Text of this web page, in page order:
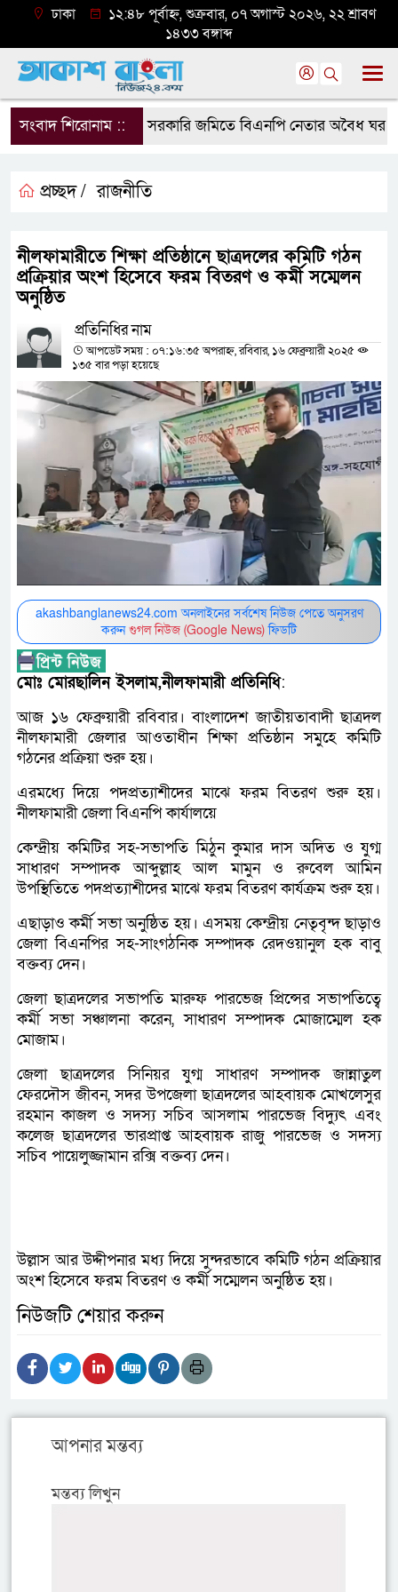
ঢাকা
১২:৪৮ পূর্বাহ্ন, শুক্রবার, ০৭ অগাস্ট ২০২৬, ২২ শ্রাবণ
১৪৩৩ বঙ্গাব্দ
সংবাদ শিরোনাম ::সরকারি জমিতে বিএনপি নেতার অবৈধ ঘর
প্রচ্ছদ / রাজনীতি
নীলফামারীতে শিক্ষা প্রতিষ্ঠানে ছাত্রদলের কমিটি গঠন
প্রক্রিয়ার অংশ হিসেবে ফরম বিতরণ ও কর্মী সম্মেলন
অনুষ্ঠিত
প্রতিনিধির নাম
আপডেট সময় : ০৭:১৬:৩৫ অপরাহ্ন, রবিবার, ১৬ ফেব্রুয়ারী ২০২৫
১৩৫ বার পড়া হয়েছে
akashbanglanews24.com অনলাইনের সর্বশেষ নিউজ পেতে অনুসরণ
করুনগুগল নিউজ (Google News)ফিডটি
মোঃ মোরছালিন ইসলাম,নীলফামারী প্রতিনিধি:
আজ ১৬ ফেব্রুয়ারী রবিবার। বাংলাদেশ জাতীয়তাবাদী ছাত্রদল
নীলফামারী জেলার আওতাধীন শিক্ষা প্রতিষ্ঠান সমুহে কমিটি
গঠনের প্রক্রিয়া শুরু হয়।
এরমধ্যে দিয়ে পদপ্রত্যাশীদের মাঝে ফরম বিতরণ শুরু হয়।
নীলফামারী জেলা বিএনপি কার্যালয়ে
কেন্দ্রীয় কমিটির সহ-সভাপতি মিঠুন কুমার দাস অদিত ও যুগ্ম
সাধারণ সম্পাদক আব্দুল্লাহ আল মামুন ও রুবেল আমিন
উপস্থিতিতে পদপ্রত্যাশীদের মাঝে ফরম বিতরণ কার্যক্রম শুরু হয়।
এছাড়াও কর্মী সভা অনুষ্ঠিত হয়। এসময় কেন্দ্রীয় নেতৃবৃন্দ ছাড়াও
জেলা বিএনপির সহ-সাংগঠনিক সম্পাদক রেদওয়ানুল হক বাবু
বক্তব্য দেন।
জেলা ছাত্রদলের সভাপতি মারুফ পারভেজ প্রিন্সের সভাপতিত্বে
কর্মী সভা সঞ্চালনা করেন, সাধারণ সম্পাদক মোজাম্মেল হক
মোজাম।
জেলা ছাত্রদলের সিনিয়র যুগ্ম সাধারণ সম্পাদক জান্নাতুল
ফেরদৌস জীবন, সদর উপজেলা ছাত্রদলের আহবায়ক মোখলেসুর
রহমান কাজল ও সদস্য সচিব আসলাম পারভেজ বিদ্যুৎ এবং
কলেজ ছাত্রদলের ভারপ্রাপ্ত আহবায়ক রাজু পারভেজ ও সদস্য
সচিব পায়েলুজ্জামান রক্সি বক্তব্য দেন।
উল্লাস আর উদ্দীপনার মধ্য দিয়ে সুন্দরভাবে কমিটি গঠন প্রক্রিয়ার
অংশ হিসেবে ফরম বিতরণ ও কর্মী সম্মেলন অনুষ্ঠিত হয়।
নিউজটি শেয়ার করুন
আপনার মন্তব্য
মন্তব্য লিখুন